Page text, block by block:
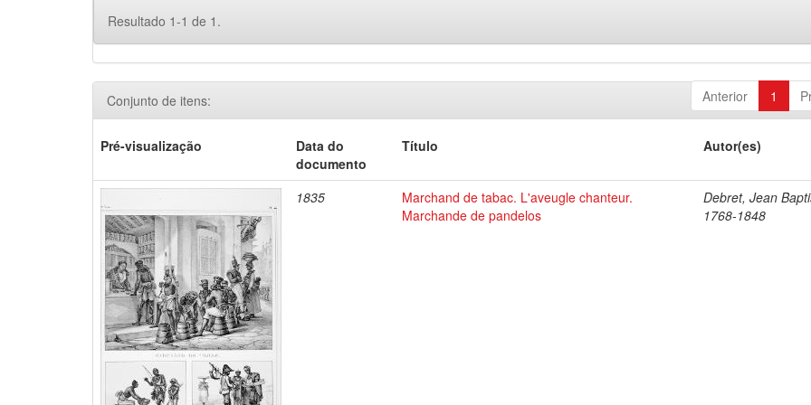
Resultado 1-1 de 1.
Anterior 1
Conjunto de itens:
Pré-visualização
Data do
documento
Título Autor(es)
1835
Marchand de tabac. L'aveugle chanteur.
Marchande de pandelos
Debret, Jean
1768-1848